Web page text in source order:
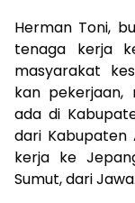
Herman Toni,
tenaga kerja
masyarakat
kan pekerjaan,
ada di
dari Kabupaten
kerja ke
Sumut, dari Jawa.